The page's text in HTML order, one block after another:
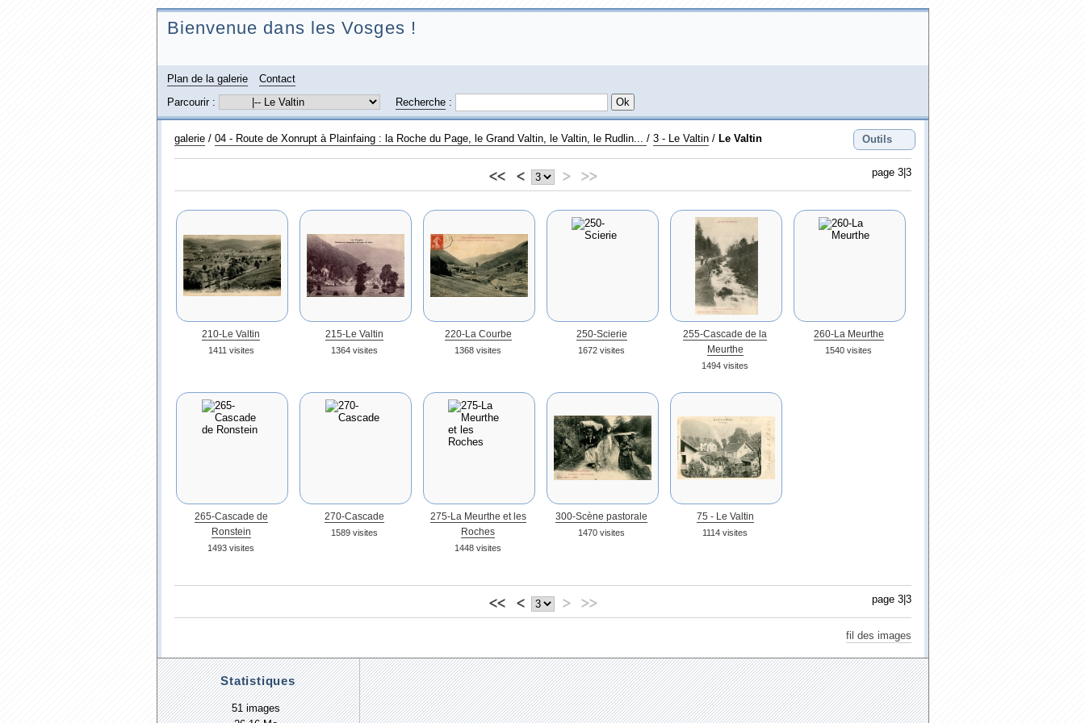
Bienvenue dans les Vosges !
Plan de la galerie
Contact
Parcourir :
Recherche:
Outils
galerie/ 04 - Route de Xonrupt à Plainfaing : la Roche du Page, le Grand Valtin, le Valtin, le Rudlin... / 3 - Le Valtin/ Le Valtin
page 3|3
<< < > >>
210-Le Valtin
1411 visites
215-Le Valtin
1364 visites
220-La Courbe
1368 visites
250-Scierie
1672 visites
255-Cascade de la
Meurthe
1494 visites
260-La Meurthe
1540 visites
265-Cascade de
Ronstein
1493 visites
270-Cascade
1589 visites
275-La Meurthe et les
Roches
1448 visites
300-Scène pastorale
1470 visites
75 - Le Valtin
1114 visites
page 3|3
<< < > >>
fil des images
Statistiques
51 images